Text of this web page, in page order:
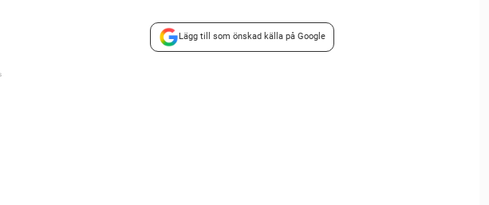
Lägg till som önskad källa på Google